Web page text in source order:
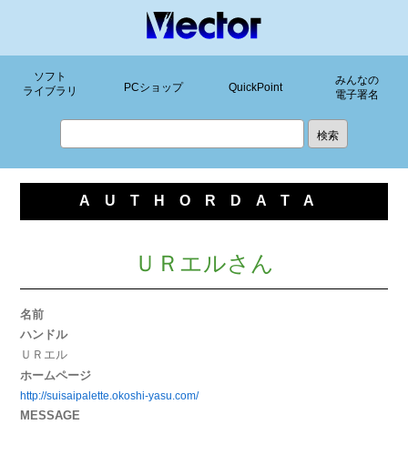
ソフト
ライブラリ
PCショップ QuickPoint
みんなの
電子署名
AUTHORDATA
ＵＲエルさん
名前
ハンドル
ＵＲエル
ホームページ
http://suisaipalette.okoshi-yasu.com/
MESSAGE